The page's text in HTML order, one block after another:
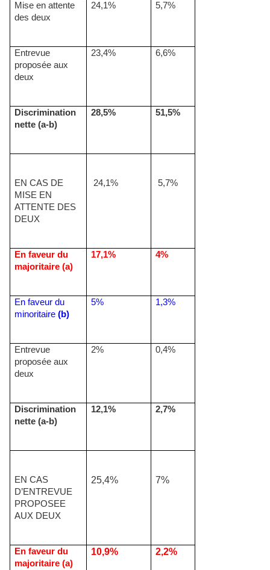
Mise en attente
des deux
24,1% 5,7%
Entrevue
proposée aux
deux
23,4% 6,6%
Discrimination
nette (a-b)
28,5% 51,5%
EN CAS DE
MISE EN
ATTENTE DES
DEUX
24,1% 5,7%
En faveur du
majoritaire (a)
17,1% 4%
En faveur du
minoritaire(b)
5% 1,3%
Entrevue
proposée aux
deux
2% 0,4%
Discrimination
nette (a-b)
12,1% 2,7%
EN CAS
D’ENTREVUE
PROPOSEE
AUX DEUX
25,4% 7%
En faveur du
majoritaire (a)
10,9% 2,2%